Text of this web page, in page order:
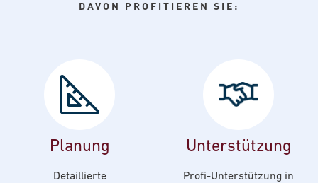
DAVON PROFITIEREN SIE:
Planung
Detaillierte
Unterstützung
Profi-Unterstützung in